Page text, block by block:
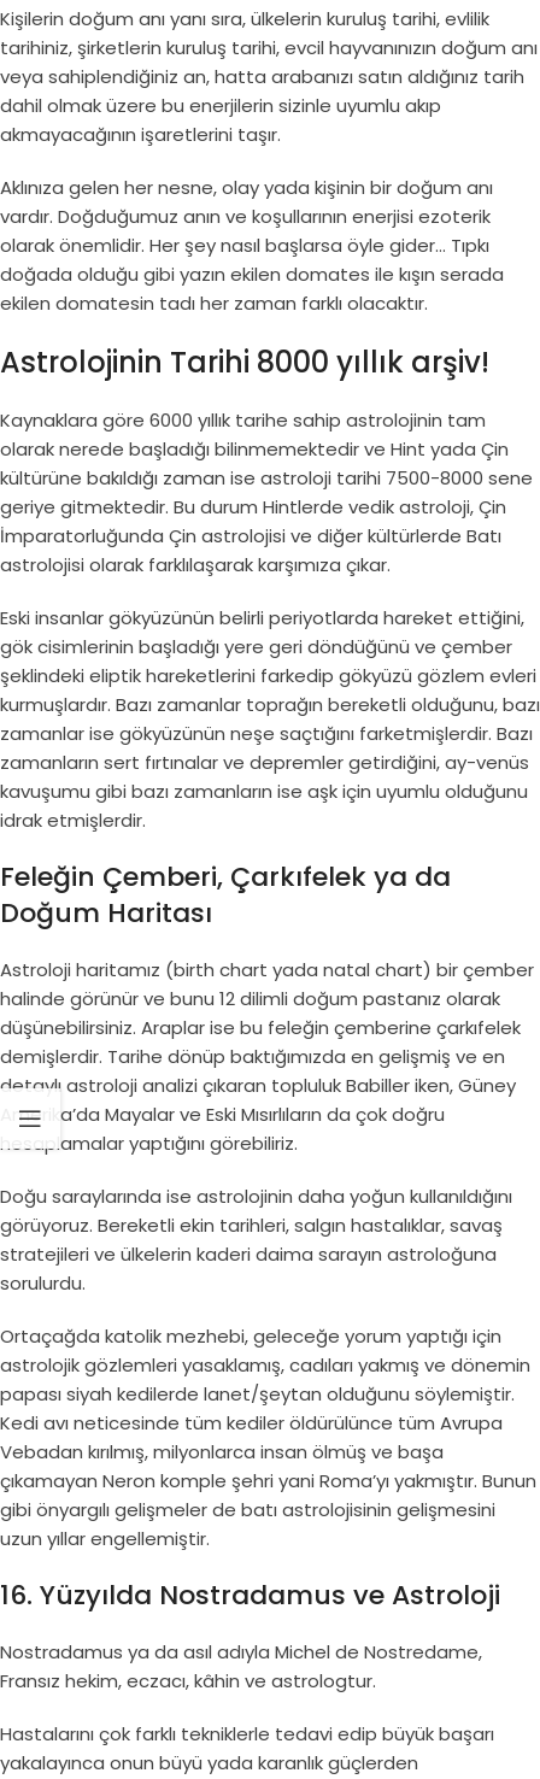
Kişilerin doğum anı yanı sıra, ülkelerin kuruluş tarihi, evlilik
tarihiniz, şirketlerin kuruluş tarihi, evcil hayvanınızın doğum anı
veya sahiplendiğiniz an, hatta arabanızı satın aldığınız tarih
dahil olmak üzere bu enerjilerin sizinle uyumlu akıp
akmayacağının işaretlerini taşır.
Aklınıza gelen her nesne, olay yada kişinin bir doğum anı
vardır. Doğduğumuz anın ve koşullarının enerjisi ezoterik
olarak önemlidir. Her şey nasıl başlarsa öyle gider… Tıpkı
doğada olduğu gibi yazın ekilen domates ile kışın serada
ekilen domatesin tadı her zaman farklı olacaktır.
Astrolojinin Tarihi 8000 yıllık arşiv!
Kaynaklara göre 6000 yıllık tarihe sahip astrolojinin tam
olarak nerede başladığı bilinmemektedir ve Hint yada Çin
kültürüne bakıldığı zaman ise astroloji tarihi 7500-8000 sene
geriye gitmektedir. Bu durum Hintlerde vedik astroloji, Çin
İmparatorluğunda Çin astrolojisi ve diğer kültürlerde Batı
astrolojisi olarak farklılaşarak karşımıza çıkar.
Eski insanlar gökyüzünün belirli periyotlarda hareket ettiğini,
gök cisimlerinin başladığı yere geri döndüğünü ve çember
şeklindeki eliptik hareketlerini farkedip gökyüzü gözlem evleri
kurmuşlardır. Bazı zamanlar toprağın bereketli olduğunu, bazı
zamanlar ise gökyüzünün neşe saçtığını farketmişlerdir. Bazı
zamanların sert fırtınalar ve depremler getirdiğini, ay-venüs
kavuşumu gibi bazı zamanların ise aşk için uyumlu olduğunu
idrak etmişlerdir.
Feleğin Çemberi, Çarkıfelek ya da
Doğum Haritası
Astroloji haritamız (birth chart yada natal chart) bir çember
halinde görünür ve bunu 12 dilimli doğum pastanız olarak
düşünebilirsiniz. Araplar ise bu feleğin çemberine çarkıfelek
demişlerdir. Tarihe dönüp baktığımızda en gelişmiş ve en
detaylı astroloji analizi çıkaran topluluk Babiller iken, Güney
Amerika’da Mayalar ve Eski Mısırlıların da çok doğru
hesaplamalar yaptığını görebiliriz.
Doğu saraylarında ise astrolojinin daha yoğun kullanıldığını
görüyoruz. Bereketli ekin tarihleri, salgın hastalıklar, savaş
stratejileri ve ülkelerin kaderi daima sarayın astroloğuna
sorulurdu.
Ortaçağda katolik mezhebi, geleceğe yorum yaptığı için
astrolojik gözlemleri yasaklamış, cadıları yakmış ve dönemin
papası siyah kedilerde lanet/şeytan olduğunu söylemiştir.
Kedi avı neticesinde tüm kediler öldürülünce tüm Avrupa
Vebadan kırılmış, milyonlarca insan ölmüş ve başa
çıkamayan Neron komple şehri yani Roma’yı yakmıştır. Bunun
gibi önyargılı gelişmeler de batı astrolojisinin gelişmesini
uzun yıllar engellemiştir.
16. Yüzyılda Nostradamus ve Astroloji
Nostradamus ya da asıl adıyla Michel de Nostredame,
Fransız hekim, eczacı, kâhin ve astrologtur.
Hastalarını çok farklı tekniklerle tedavi edip büyük başarı
yakalayınca onun büyü yada karanlık güçlerden